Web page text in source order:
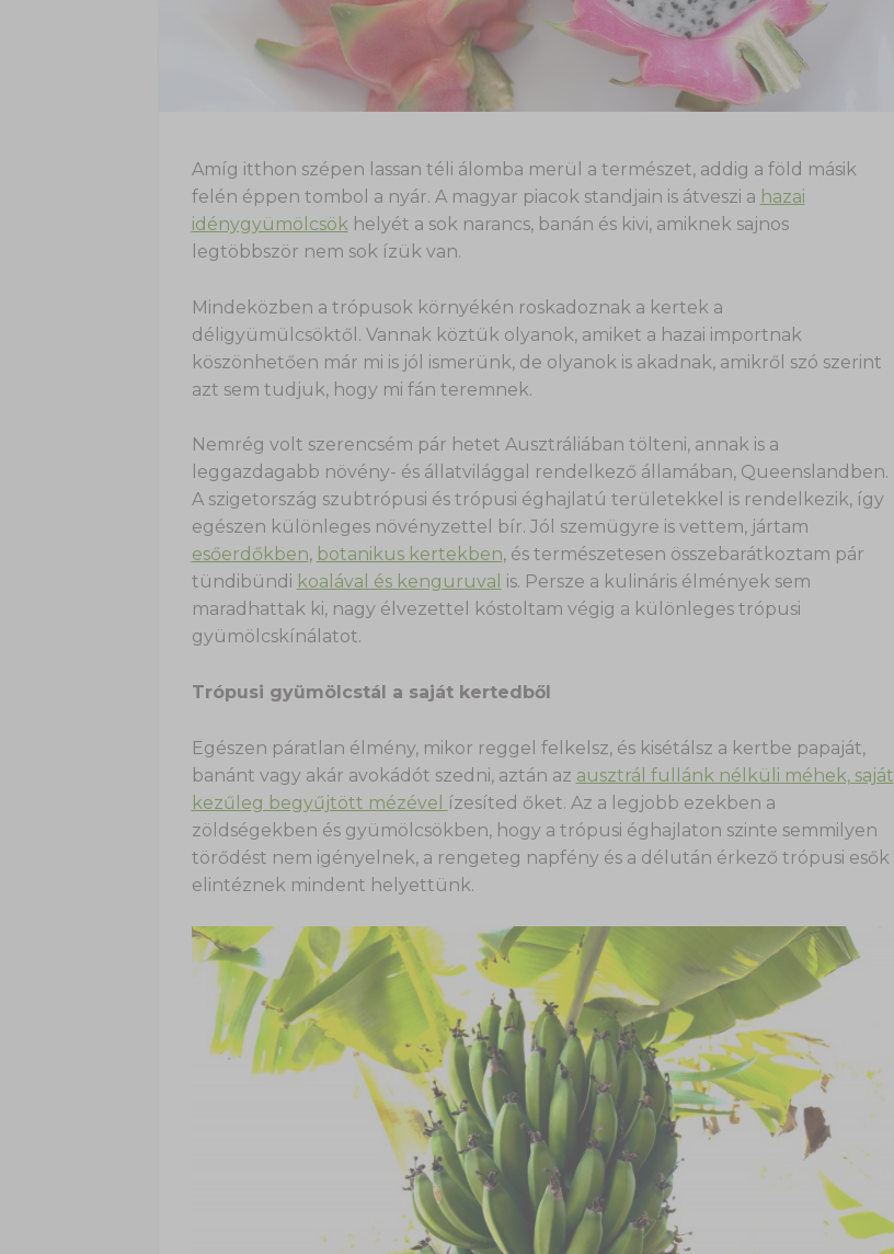
Amíg itthon szépen lassan téli álomba merül a természet, addig a föld másik
felén éppen tombol a nyár. A magyar piacok standjain is átveszi a hazai
idénygyümölcsökhelyét a sok narancs, banán és kivi, amiknek sajnos
legtöbbször nem sok ízük van.
Mindeközben a trópusok környékén roskadoznak a kertek a
déligyümülcsöktől. Vannak köztük olyanok, amiket a hazai importnak
köszönhetően már mi is jól ismerünk, de olyanok is akadnak, amikről szó szerint
azt sem tudjuk, hogy mi fán teremnek.
Nemrég volt szerencsém pár hetet Ausztráliában tölteni, annak is a
leggazdagabb növény- és állatvilággal rendelkező államában, Queenslandben.
A szigetország szubtrópusi és trópusi éghajlatú területekkel is rendelkezik, így
egészen különleges növényzettel bír. Jól szemügyre is vettem, jártam
esőerdőkben, botanikus kertekben, és természetesen összebarátkoztam pár
tündibündi koalával és kenguruval is. Persze a kulináris élmények sem
maradhattak ki, nagy élvezettel kóstoltam végig a különleges trópusi
gyümölcskínálatot.
Trópusi gyümölcstál a saját kertedből
Egészen páratlan élmény, mikor reggel felkelsz, és kisétálsz a kertbe papaját,
banánt vagy akár avokádót szedni, aztán az ausztrál fullánk nélküli méhek, saját
kezűleg begyűjtött mézével
ízesíted őket. Az a legjobb ezekben a
zöldségekben és gyümölcsökben, hogy a trópusi éghajlaton szinte semmilyen
törődést nem igényelnek, a rengeteg napfény és a délután érkező trópusi esők
elintéznek mindent helyettünk.